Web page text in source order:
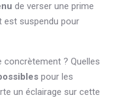
de verser une prime
est suspendu pour
concrètement ? Quelles
pour les
un éclairage sur cette